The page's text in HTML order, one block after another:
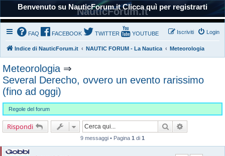
Benvenuto su NauticForum.it Clicca quì per registrarti
NauticForum.it
FAQ FACEBOOK TWITTER YOUTUBE Login
Iscriviti
Indice di NauticForum.it NAUTIC FORUM - La Nautica Meteorologia
Meteorologia ⇒
Several Derecho, ovvero un evento rarissimo
(fino ad oggi)
Regole del forum
Rispondi Cerca
9 messaggi • Pagina 1 di 1